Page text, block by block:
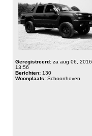
Geregistreerd: za aug 06, 2016
13:56
Berichten: 130
Woonplaats: Schoonhoven